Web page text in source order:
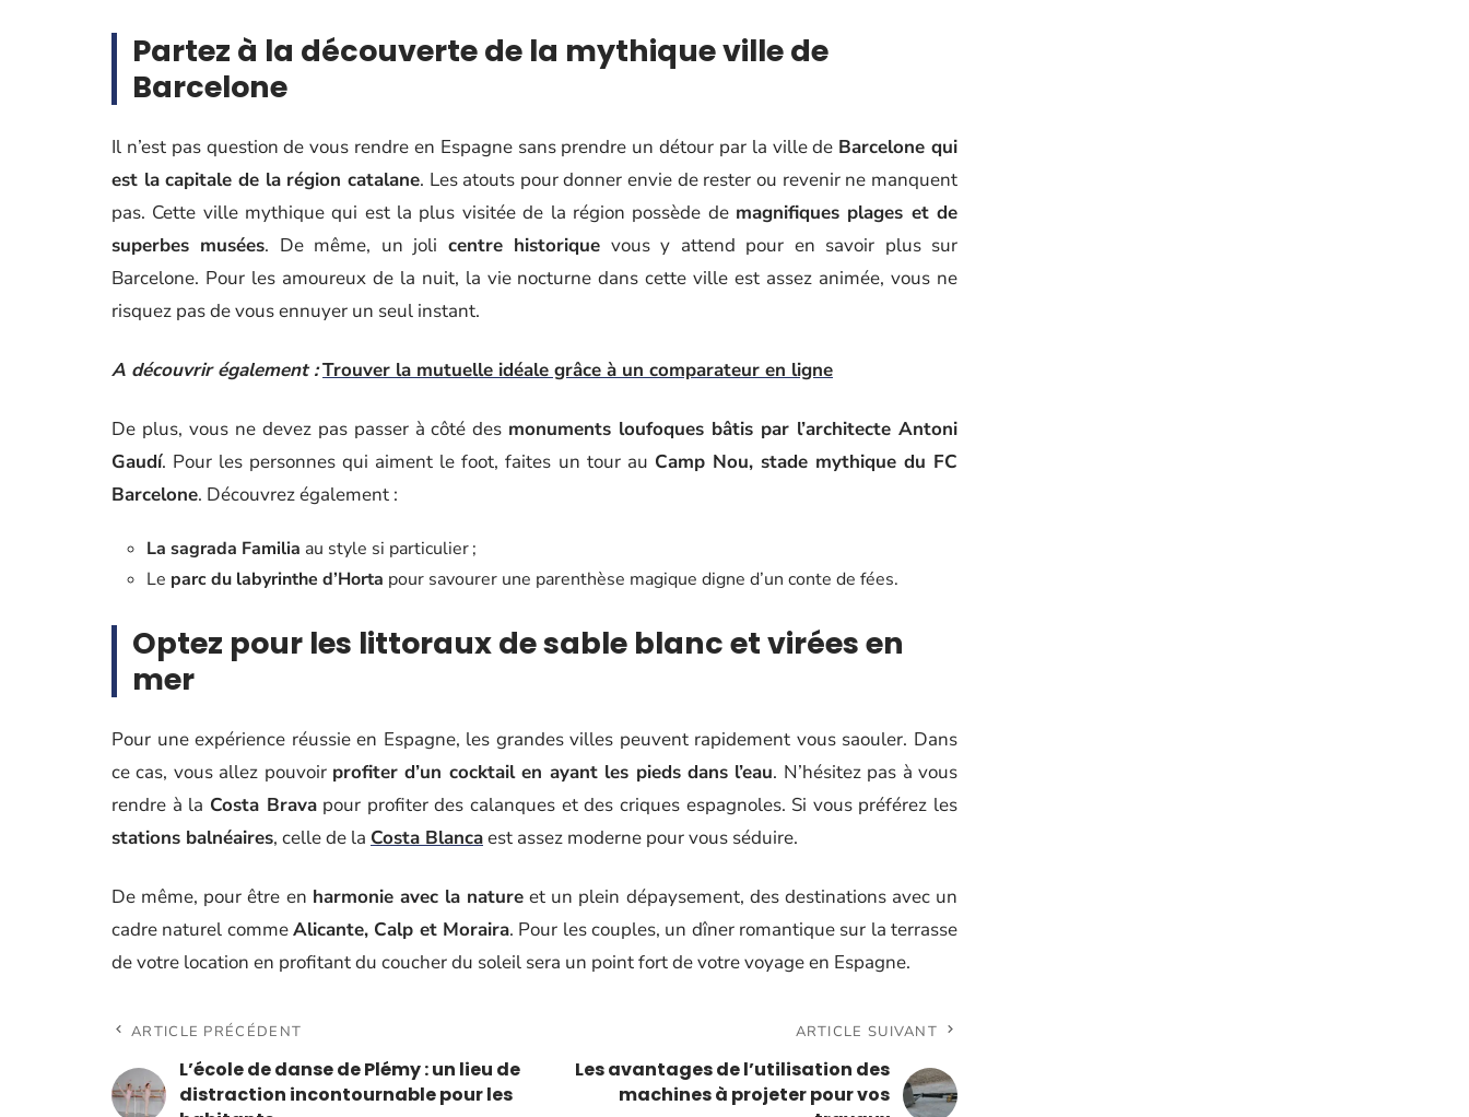
Partez à la découverte de la mythique ville de
Barcelone
Il n’est pas question de vous rendre en Espagne sans prendre un détour par la ville de Barcelone qui
est la capitale de la région catalane. Les atouts pour donner envie de rester ou revenir ne manquent
pas. Cette ville mythique qui est la plus visitée de la région possède de magnifiques plages et de
superbes musées. De même, un joli centre historique vous y attend pour en savoir plus sur
Barcelone. Pour les amoureux de la nuit, la vie nocturne dans cette ville est assez animée, vous ne
risquez pas de vous ennuyer un seul instant.
A découvrir également :Trouver la mutuelle idéale grâce à un comparateur en ligne
De plus, vous ne devez pas passer à côté des monuments loufoques bâtis par l’architecte Antoni
Gaudí. Pour les personnes qui aiment le foot, faites un tour au Camp Nou, stade mythique du FC
Barcelone. Découvrez également :
La sagrada Familia au style si particulier ;
Le parc du labyrinthe d’Horta pour savourer une parenthèse magique digne d’un conte de fées.
Optez pour les littoraux de sable blanc et virées en
mer
Pour une expérience réussie en Espagne, les grandes villes peuvent rapidement vous saouler. Dans
ce cas, vous allez pouvoir profiter d’un cocktail en ayant les pieds dans l’eau. N’hésitez pas à vous
rendre à la Costa Bravapour profiter des calanques et des criques espagnoles. Si vous préférez les
stations balnéaires, celle de la Costa Blancaest assez moderne pour vous séduire.
De même, pour être en harmonie avec la nature et un plein dépaysement, des destinations avec un
cadre naturel commeAlicante, Calp et Moraira. Pour les couples, un dîner romantique sur la terrasse
de votre location en profitant du coucher du soleil sera un point fort de votre voyage en Espagne.
ARTICLE PRÉCÉDENT
L’école de danse de Plémy : un lieu de
distraction incontournable pour les
ARTICLE SUIVANT
Les avantages de l’utilisation des
machines à projeter pour vos